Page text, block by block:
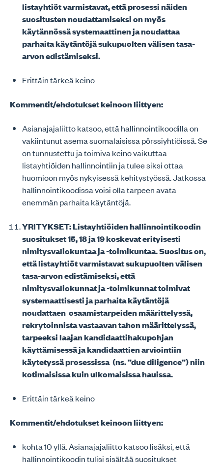
listayhtiöt varmistavat, että prosessi näiden
suositusten noudattamiseksi on myös
käytännössä systemaattinen ja noudattaa
parhaita käytäntöjä sukupuolten välisen tasa-
arvon edistämiseksi.
Erittäin tärkeä keino
Kommentit/ehdotukset keinoon liittyen:
Asianajajaliitto katsoo, että hallinnointikoodilla on
vakiintunut asema suomalaisissa pörssiyhtiöissä. Se
on tunnustettu ja toimiva keino vaikuttaa
listayhtiöiden hallinnointiin ja tulee siksi ottaa
huomioon myös nykyisessä kehitystyössä. Jatkossa
hallinnointikoodissa voisi olla tarpeen avata
enemmän parhaita käytäntöjä.
YRITYKSET: Listayhtiöiden hallinnointikoodin
suositukset 15, 18 ja 19 koskevat erityisesti
nimitysvaliokuntaa ja -toimikuntaa. Suositus on,
että listayhtiöt varmistavat sukupuolten välisen
tasa-arvon edistämiseksi, että
nimitysvaliokunnat ja -toimikunnat toimivat
systemaattisesti ja parhaita käytäntöjä
noudattaen osaamistarpeiden määrittelyssä,
rekrytoinnista vastaavan tahon määrittelyssä,
tarpeeksi laajan kandidaattihakupohjan
käyttämisessä ja kandidaattien arviointiin
käytetyssä prosessissa (ns. ”due diligence”) niin
kotimaisissa kuin ulkomaisissa hauissa.
Erittäin tärkeä keino
Kommentit/ehdotukset keinoon liittyen:
kohta 10 yllä. Asianajajaliitto katsoo lisäksi, että
hallinnointikoodin tulisi sisältää suositukset